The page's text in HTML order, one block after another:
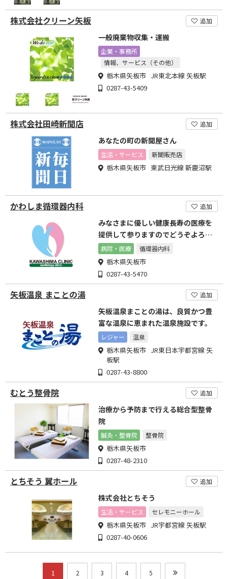
株式会社クリーン矢板 追加
一般廃棄物収集・運搬
企業・事務所
情報、サービス（その他）
栃木県矢板市 JR東北本線 矢板駅
0287-43-5409
株式会社田崎新聞店 追加
あなたの町の新聞屋さん
生活・サービス 新聞販売店
栃木県矢板市 東武日光線 新鹿沼駅
かわしま循環器内科 追加
みなさまに優しい健康長寿の医療を
提供して参りますのでどうぞよろし
くお願いいたします。
病院・医療 循環器内科
栃木県矢板市
0287-43-5470
矢板温泉 まことの湯 追加
矢板温泉まことの湯は、良質かつ豊
富な温泉に恵まれた温泉施設です。
レジャー 温泉
栃木県矢板市 JR東日本宇都宮線 矢
板駅
0287-43-8800
むとう整骨院 追加
治療から予防まで行える総合型整骨
院
鍼灸・整骨院 整骨院
栃木県矢板市
0287-48-2310
とちそう 翼ホール 追加
株式会社とちそう
生活・サービス セレモニーホール
栃木県矢板市 JR宇都宮線 矢板駅
0287-40-0606
1 2 3 4 5